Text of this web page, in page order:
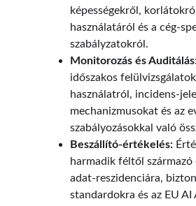
képességekről,
használatáról és a cég-
szabályzatokról.
Monitorozás és
időszakos
használatról, incidens-
mechanizmusokat és az
szabályozásokkal való
Beszállító-értékelés:
harmadik féltől származó
adat-reszidenciára,
standardokra és az EU AI